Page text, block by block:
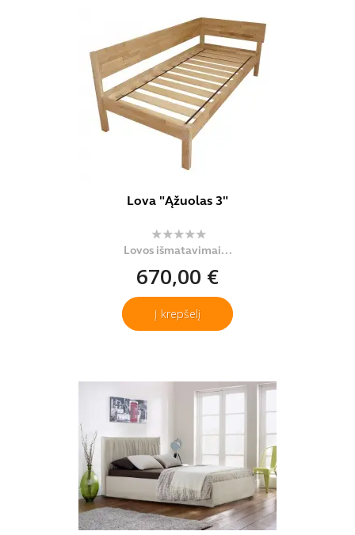
Lova "Ąžuolas 3"
Lovos išmatavimai...
670,00 €
Į krepšelį